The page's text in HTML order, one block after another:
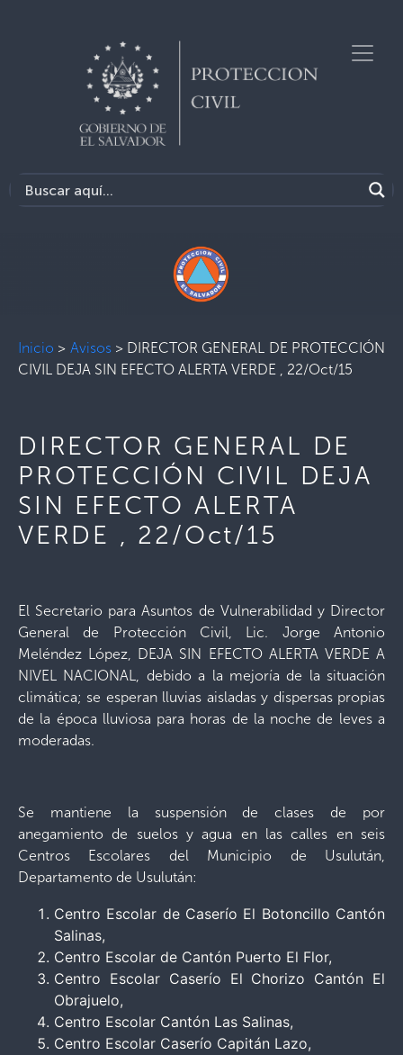
Inicio > Avisos> DIRECTOR GENERAL DE PROTECCIÓN
CIVIL DEJA SIN EFECTO ALERTA VERDE , 22/Oct/15
DIRECTOR GENERAL DE
PROTECCIÓN CIVIL DEJA
SIN EFECTO ALERTA
VERDE , 22/Oct/15
El Secretario para Asuntos de Vulnerabilidad y Director
General de Protección Civil, Lic. Jorge Antonio
Meléndez López, DEJA SIN EFECTO ALERTA VERDE A
NIVEL NACIONAL, debido a la mejoría de la situación
climática; se esperan lluvias aisladas y dispersas propias
de la época lluviosa para horas de la noche de leves a
moderadas.
Se mantiene la suspensión de clases de por
anegamiento de suelos y agua en las calles en seis
Centros Escolares del Municipio de Usulután,
Departamento de Usulután:
Centro Escolar de Caserío El Botoncillo Cantón
Salinas,
Centro Escolar de Cantón Puerto El Flor,
Centro Escolar Caserío El Chorizo Cantón El
Obrajuelo,
Centro Escolar Cantón Las Salinas,
Centro Escolar Caserío Capitán Lazo,